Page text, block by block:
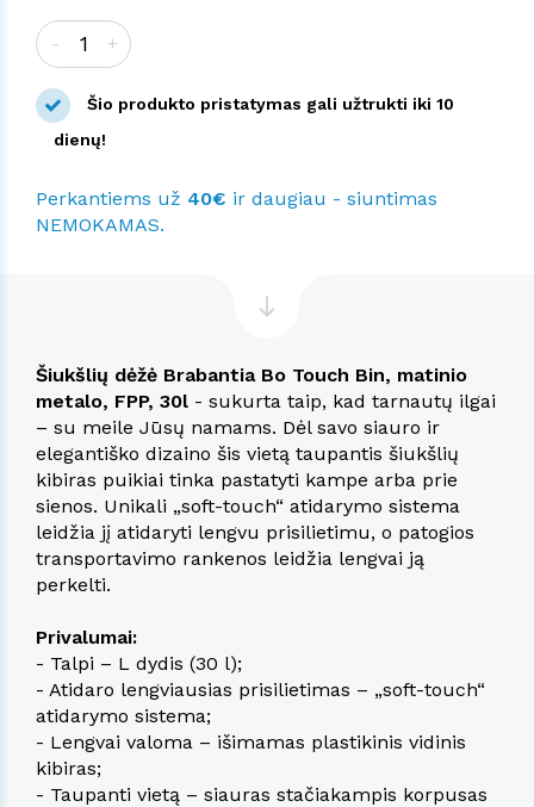
- +
Šio produkto pristatymas gali užtrukti iki 10
dienų!
Perkantiems už 40€ ir daugiau - siuntimas
NEMOKAMAS.
Šiukšlių dėžė Brabantia Bo Touch Bin, matinio
metalo, FPP, 30l - sukurta taip, kad tarnautų ilgai
– su meile Jūsų namams. Dėl savo siauro ir
elegantiško dizaino šis vietą taupantis šiukšlių
kibiras puikiai tinka pastatyti kampe arba prie
sienos. Unikali „soft-touch“ atidarymo sistema
leidžia jį atidaryti lengvu prisilietimu, o patogios
transportavimo rankenos leidžia lengvai ją
perkelti.
Privalumai:
- Talpi – L dydis (30 l);
- Atidaro lengviausias prisilietimas – „soft-touch“
atidarymo sistema;
- Lengvai valoma – išimamas plastikinis vidinis
kibiras;
- Taupanti vietą – siauras stačiakampis korpusas